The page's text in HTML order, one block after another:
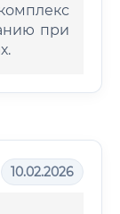
при
10.02.2026